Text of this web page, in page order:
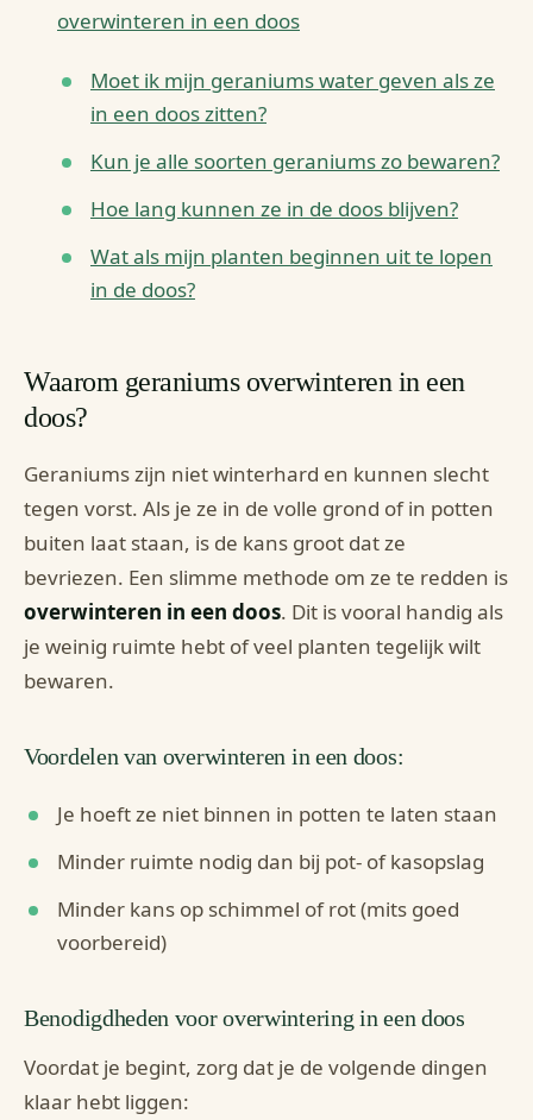
overwinteren in een doos
Moet ik mijn geraniums water geven als ze
in een doos zitten?
Kun je alle soorten geraniums zo bewaren?
Hoe lang kunnen ze in de doos blijven?
Wat als mijn planten beginnen uit te lopen
in de doos?
Waarom geraniums overwinteren in een
doos?
Geraniums zijn niet winterhard en kunnen slecht
tegen vorst. Als je ze in de volle grond of in potten
buiten laat staan, is de kans groot dat ze
bevriezen. Een slimme methode om ze te redden is
overwinteren in een doos. Dit is vooral handig als
je weinig ruimte hebt of veel planten tegelijk wilt
bewaren.
Voordelen van overwinteren in een doos:
Je hoeft ze niet binnen in potten te laten staan
Minder ruimte nodig dan bij pot- of kasopslag
Minder kans op schimmel of rot (mits goed
voorbereid)
Benodigdheden voor overwintering in een doos
Voordat je begint, zorg dat je de volgende dingen
klaar hebt liggen: